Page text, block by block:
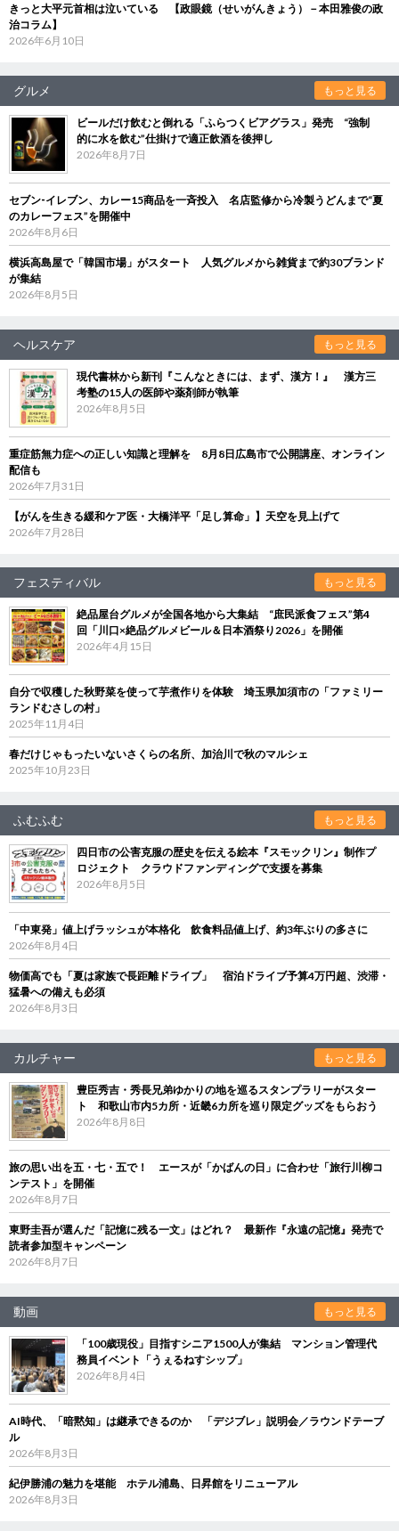
きっと大平元首相は泣いている 【政眼鏡（せいがんきょう）－本田雅俊の政
治コラム】
2026年6月10日
グルメ もっと見る
ビールだけ飲むと倒れる「ふらつくビアグラス」発売 “強制
的に水を飲む”仕掛けで適正飲酒を後押し
2026年8月7日
セブン‐イレブン、カレー15商品を一斉投入 名店監修から冷製うどんまで“夏
のカレーフェス”を開催中
2026年8月6日
横浜高島屋で「韓国市場」がスタート 人気グルメから雑貨まで約30ブランド
が集結
2026年8月5日
ヘルスケア もっと見る
現代書林から新刊『こんなときには、まず、漢方！』 漢方三
考塾の15人の医師や薬剤師が執筆
2026年8月5日
重症筋無力症への正しい知識と理解を 8月8日広島市で公開講座、オンライン
配信も
2026年7月31日
【がんを生きる緩和ケア医・大橋洋平「足し算命」】天空を見上げて
2026年7月28日
フェスティバル もっと見る
絶品屋台グルメが全国各地から大集結 “庶民派食フェス”第4
回「川口×絶品グルメビール＆日本酒祭り2026」を開催
2026年4月15日
自分で収穫した秋野菜を使って芋煮作りを体験 埼玉県加須市の「ファミリー
ランドむさしの村」
2025年11月4日
春だけじゃもったいないさくらの名所、加治川で秋のマルシェ
2025年10月23日
ふむふむ もっと見る
四日市の公害克服の歴史を伝える絵本『スモックリン』制作プ
ロジェクト クラウドファンディングで支援を募集
2026年8月5日
「中東発」値上げラッシュが本格化 飲食料品値上げ、約3年ぶりの多さに
2026年8月4日
物価高でも「夏は家族で長距離ドライブ」 宿泊ドライブ予算4万円超、渋滞・
猛暑への備えも必須
2026年8月3日
カルチャー もっと見る
豊臣秀吉・秀長兄弟ゆかりの地を巡るスタンプラリーがスター
ト 和歌山市内5カ所・近畿6カ所を巡り限定グッズをもらおう
2026年8月8日
旅の思い出を五・七・五で！ エースが「かばんの日」に合わせ「旅行川柳コ
ンテスト」を開催
2026年8月7日
東野圭吾が選んだ「記憶に残る一文」はどれ？ 最新作『永遠の記憶』発売で
読者参加型キャンペーン
2026年8月7日
動画 もっと見る
「100歳現役」目指すシニア1500人が集結 マンション管理代
務員イベント「うぇるねすシップ」
2026年8月4日
AI時代、「暗黙知」は継承できるのか 「デジブレ」説明会／ラウンドテーブ
ル
2026年8月3日
紀伊勝浦の魅力を堪能 ホテル浦島、日昇館をリニューアル
2026年8月3日